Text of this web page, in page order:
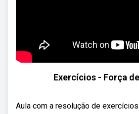
Exercícios - Força
Aula com a resolução de